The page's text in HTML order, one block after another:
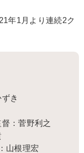
年1月より連続2ク
き
：菅野利之
山根理宏